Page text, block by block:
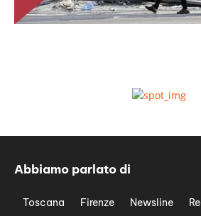
Abbiamo parlato di
Toscana Firenze Newsline